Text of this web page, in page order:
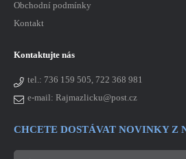
Obchodní podmínky
Kontakt
Kontaktujte nás
tel.: 736 159 505, 722 368 981
e-mail: Rajmazlicku@post.cz
CHCETE DOSTÁVAT NOVINKY Z